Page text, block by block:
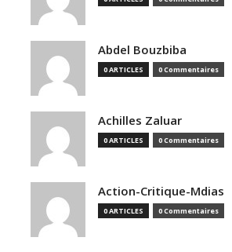
Abdel Bouzbiba
0 ARTICLES 0 Commentaires
Achilles Zaluar
0 ARTICLES 0 Commentaires
Action-Critique-Mdias
0 ARTICLES 0 Commentaires